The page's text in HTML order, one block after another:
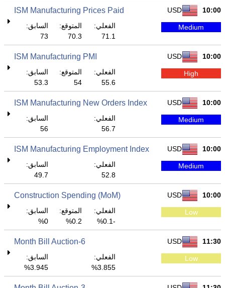
10:00
USD
ISM Manufacturing Prices Paid
Medium
الفعلي:
71.1
المتوقع:
70.3
السابق:
73
10:00
USD
ISM Manufacturing PMI
High
الفعلي:
55.6
المتوقع:
54
السابق:
53.3
10:00
USD
ISM Manufacturing New Orders Index
Medium
الفعلي:
56.7
السابق:
56
10:00
USD
ISM Manufacturing Employment Index
Medium
الفعلي:
52.8
السابق:
49.7
10:00
USD
Construction Spending (MoM)
Low
الفعلي:
-0.1%
المتوقع:
0.2%
السابق:
0%
11:30
USD
6-Month Bill Auction
Low
الفعلي:
3.855%
السابق:
3.945%